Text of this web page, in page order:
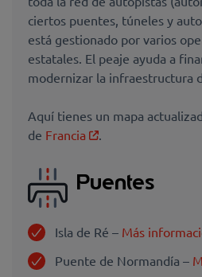
ciertos puentes, túneles y
está gestionado por varios
estatales. El peaje ayuda a
modernizar la infraestructura
Aquí tienes un mapa
de Francia
Puentes
Isla de Ré – Más
Puente de Normandía –